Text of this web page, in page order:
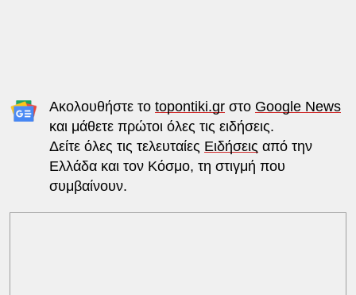
Ακολουθήστε το topontiki.grστο Google News
και μάθετε πρώτοι όλες τις ειδήσεις.
Δείτε όλες τις τελευταίες Ειδήσεις από την
Ελλάδα και τον Κόσμο, τη στιγμή που
συμβαίνουν.